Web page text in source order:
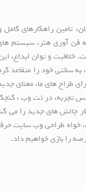
تامین راهکارهای کامل
فن آوری هنر، سیستم
خلاقیت و توان ابداع،
سختی خود را متقاعد
طراح های ما، معنای
تجربه، در نت وب ،
چالش های جدید را می
خواه طراحی وب سایت
را بازی خواهیم داد.